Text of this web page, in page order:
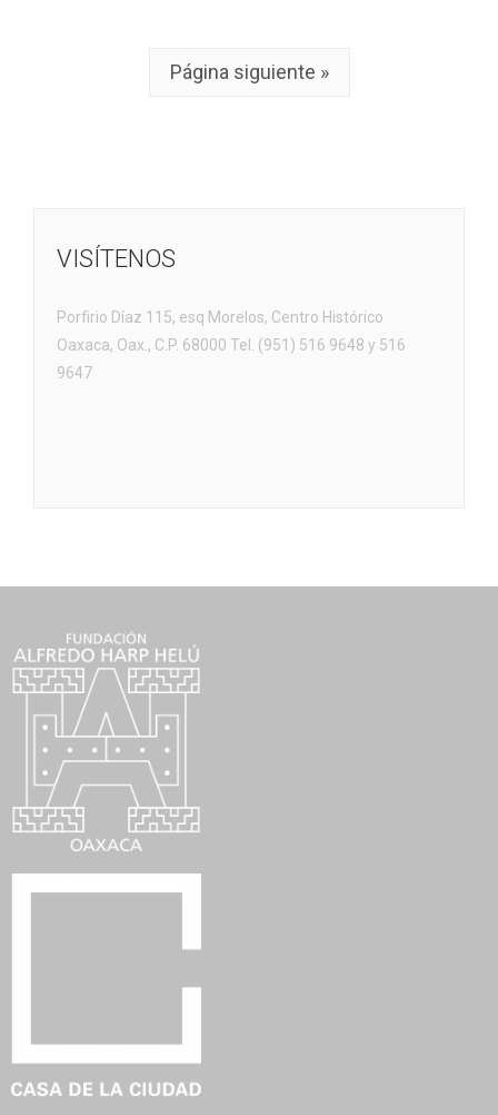
Página siguiente »
VISÍTENOS
Porfirio Díaz 115, esq Morelos, Centro Histórico
Oaxaca, Oax., C.P. 68000 Tel. (951) 516 9648 y 516
9647